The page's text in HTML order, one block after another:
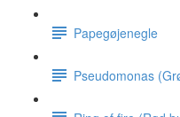
Papegøjenegle
Pseudomonas